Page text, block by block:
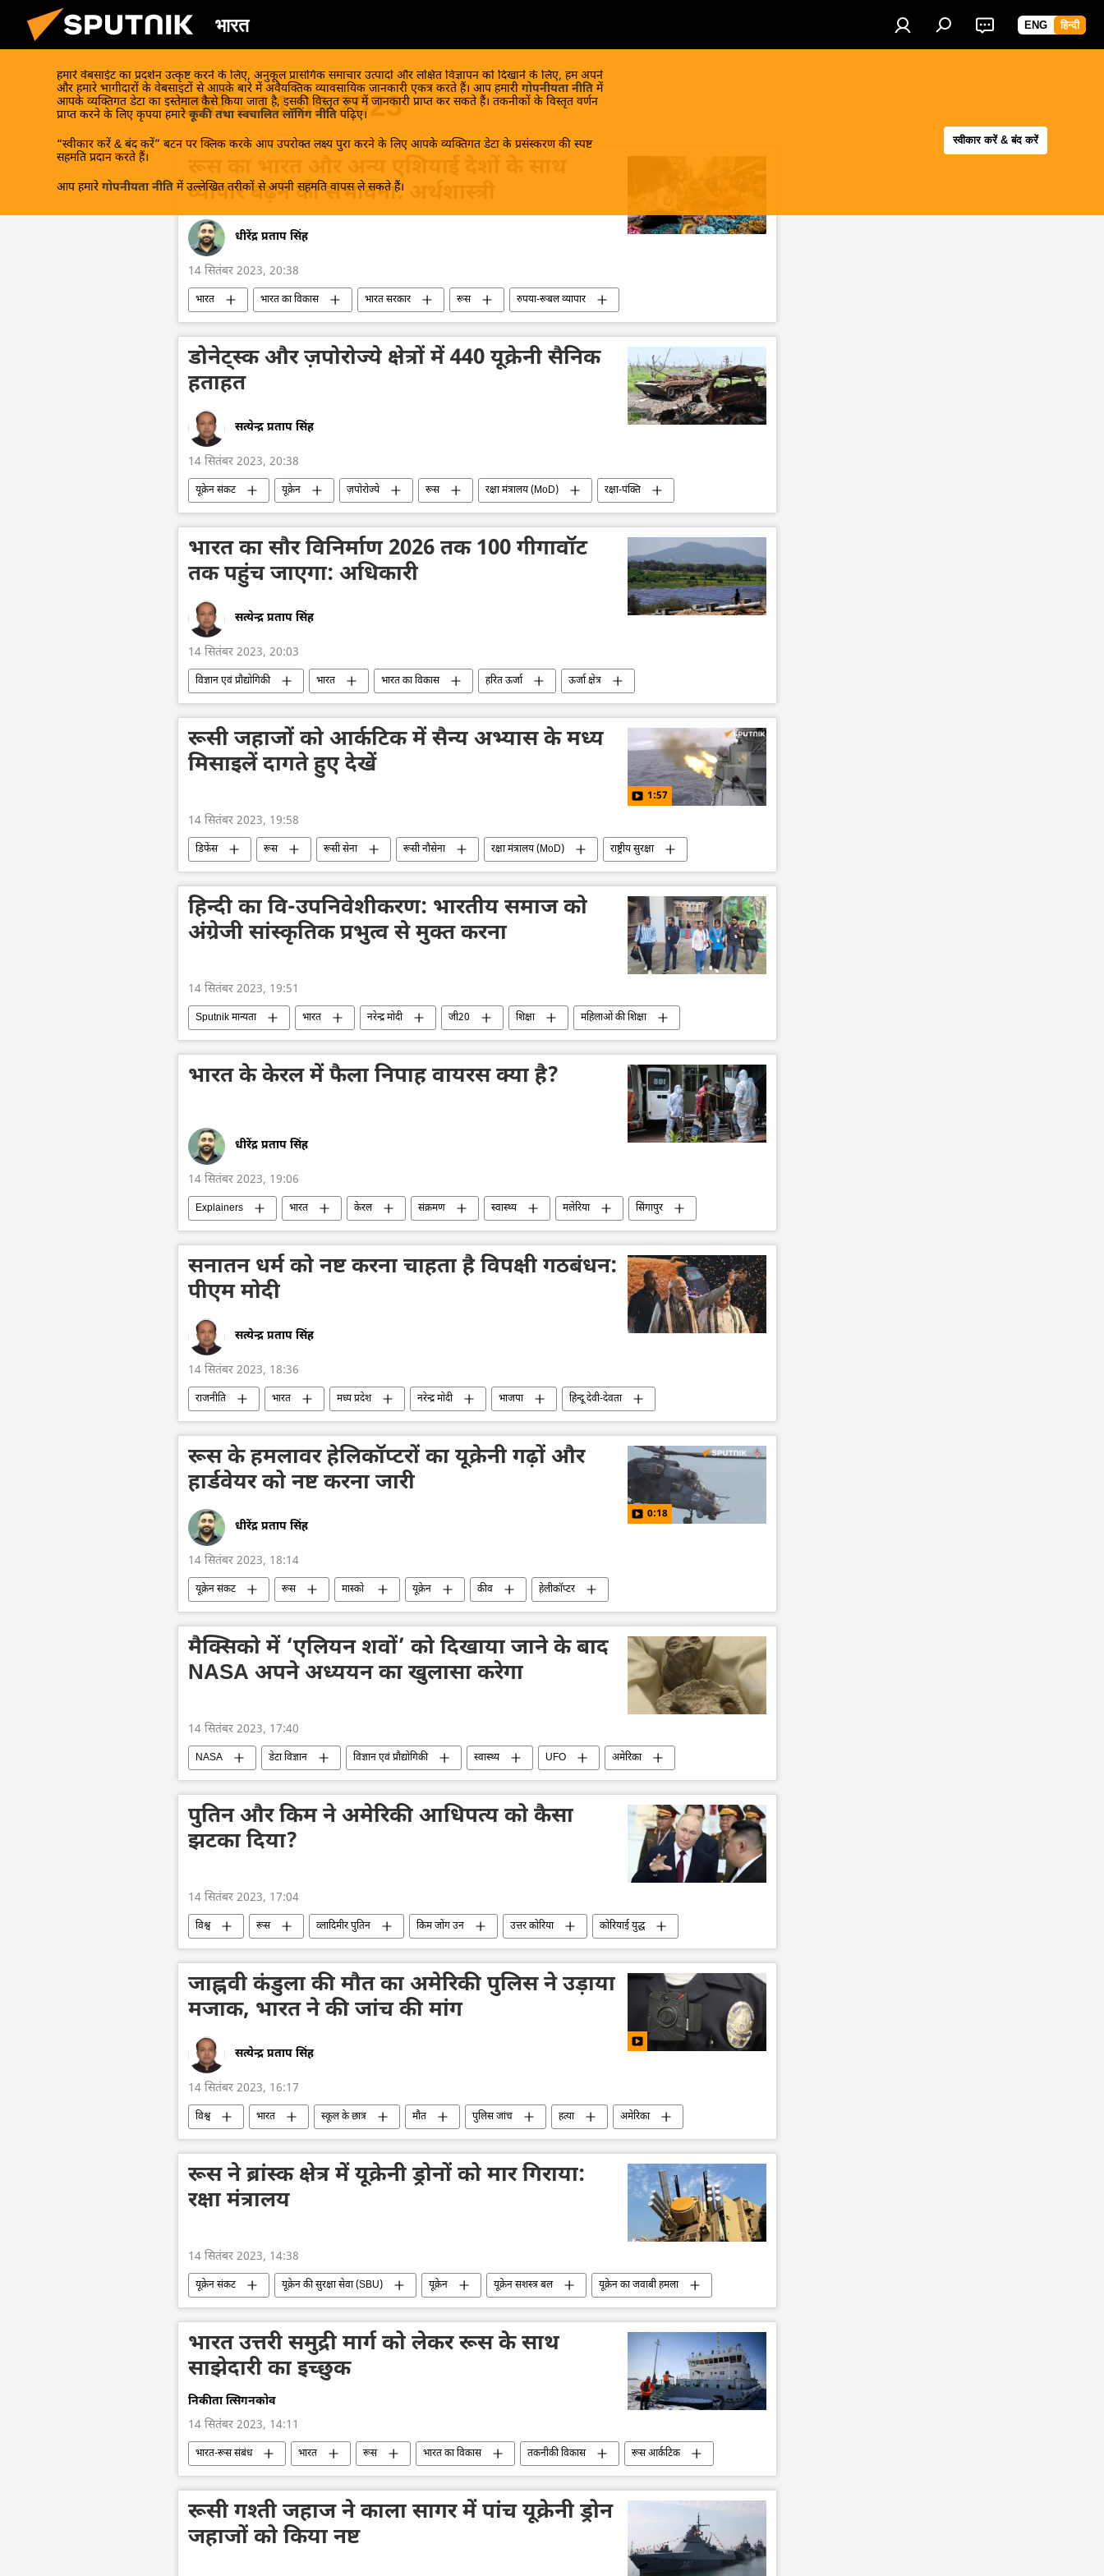
भारत ENG हिन्दी
हमारे वेबसाईट का प्रदर्शन उत्कृष्ट करने के लिए, अनुकूल प्रासंगिक समाचार उत्पादों और लक्षित विज्ञापन को दिखाने के लिए, हम अपने
और हमारे भागीदारों के वेबसाइटों से आपके बारे में अवैयक्तिक व्यावसायिक जानकारी एकत्र करते हैं। आप हमारी गोपनीयता नीति में
आपके व्यक्तिगत डेटा का इस्तेमाल कैसे किया जाता है, इसकी विस्तृत रूप में जानकारी प्राप्त कर सकते हैं। तकनीकों के विस्तृत वर्णन
प्राप्त करने के लिए कृपया हमारे कूकी तथा स्वचालित लॉगिंग नीति पढ़िए।
“स्वीकार करें & बंद करें” बटन पर क्लिक करके आप उपरोक्त लक्ष्य पुरा करने के लिए आपके व्यक्तिगत डेटा के प्रसंस्करण की स्पष्ट
सहमति प्रदान करते हैं।
आप हमारे गोपनीयता नीति में उल्लेखित तरीकों से अपनी सहमति वापस ले सकते हैं।
स्वीकार करें & बंद करें
खबरें - 14.09.2023
व्यापार बढ़ने की संभावना: अर्थशास्त्री
धीरेंद्र प्रताप सिंह
14 सितंबर 2023, 20:38
भारत भारत का विकास भारत सरकार रूस
रुपया-रूबल व्यापार
द्विपक्षीय व्यापार
राष्ट्रीय मुद्राओं में व्यापार विशेषज्ञ दिल्ली मास्को
अर्थव्यवस्था
डिजिटल रूबल
डिजिटल मुद्रा Sputnik मान्यता
डोनेट्स्क और ज़पोरोज्ये क्षेत्रों में 440 यूक्रेनी सैनिक
हताहत
सत्येन्द्र प्रताप सिंह
14 सितंबर 2023, 20:38
यूक्रेन संकट यूक्रेन ज़पोरोज्ये रूस रक्षा मंत्रालय (MoD)
रक्षा-पंक्ति
वायु रक्षा
रूसी सेना लड़ाकू वाहन विशेष सैन्य अभियान यूक्रेन का जवाबी हमला
भारत का सौर विनिर्माण 2026 तक 100 गीगावॉट
तक पहुंच जाएगा: अधिकारी
सत्येन्द्र प्रताप सिंह
14 सितंबर 2023, 20:03
विज्ञान एवं प्रौद्योगिकी भारत भारत का विकास हरित ऊर्जा
ऊर्जा क्षेत्र
परमाणु ऊर्जा
ईंधन संकट हरित हाइड्रोजन मिशन तकनीकी विकास
रूसी जहाजों को आर्कटिक में सैन्य अभ्यास के मध्य
मिसाइलें दागते हुए देखें
1:57
14 सितंबर 2023, 19:58
डिफेंस रूस रूसी सेना रूसी नौसेना रक्षा मंत्रालय (MoD)
राष्ट्रीय सुरक्षा
आर्कटिक
रूस आर्कटिक
हिन्दी का वि-उपनिवेशीकरण: भारतीय समाज को
अंग्रेजी सांस्कृतिक प्रभुत्व से मुक्त करना
14 सितंबर 2023, 19:51
Sputnik मान्यता भारत नरेन्द्र मोदी जी20 शिक्षा
महिलाओं की शिक्षा
दिल्ली
भारतीय संस्कृति दक्षिण एशिया भाजपा
भारत के केरल में फैला निपाह वायरस क्या है?
धीरेंद्र प्रताप सिंह
14 सितंबर 2023, 19:06
Explainers भारत केरल संक्रमण स्वास्थ्य मलेरिया
सिंगापुर
अस्पताल
दक्षिण एशिया
सनातन धर्म को नष्ट करना चाहता है विपक्षी गठबंधन:
पीएम मोदी
सत्येन्द्र प्रताप सिंह
14 सितंबर 2023, 18:36
राजनीति भारत मध्य प्रदेश नरेन्द्र मोदी भाजपा
हिन्दू देवी-देवता
हिन्दू
भारतीय राष्ट्रीय कांग्रेस कांग्रेस
रूस के हमलावर हेलिकॉप्टरों का यूक्रेनी गढ़ों और
हार्डवेयर को नष्ट करना जारी
0:18
धीरेंद्र प्रताप सिंह
14 सितंबर 2023, 18:14
यूक्रेन संकट रूस मास्को यूक्रेन कीव
हेलीकॉप्टर
विशेष सैन्य अभियान
नाटो अमेरिका यूक्रेन की सुरक्षा सेवा (SBU)
यूक्रेन सशस्त्र बल
यूक्रेन का जवाबी हमला
मैक्सिको में ‘एलियन शवों’ को दिखाया जाने के बाद
NASA अपने अध्ययन का खुलासा करेगा
14 सितंबर 2023, 17:40
NASA डेटा विज्ञान विज्ञान एवं प्रौद्योगिकी स्वास्थ्य UFO
अमेरिका
अंतरिक्ष
अंतरिक्ष उद्योग अंतरिक्ष अनुसंधान ऑफबीट
पुतिन और किम ने अमेरिकी आधिपत्य को कैसा
झटका दिया?
14 सितंबर 2023, 17:04
विश्व रूस व्लादिमीर पुतिन किम जोंग उन उत्तर कोरिया
कोरियाई युद्ध
क्रेमलिन के प्रवक्ता दिमित्री पेसकोव
क्रेमलिन द्विपक्षीय रिश्ते बहुध्रुवीय दुनिया
यूक्रेन
विशेष सैन्य अभियान
प्रतिबंध
जाह्नवी कंडुला की मौत का अमेरिकी पुलिस ने उड़ाया
मजाक, भारत ने की जांच की मांग
सत्येन्द्र प्रताप सिंह
14 सितंबर 2023, 16:17
विश्व भारत स्कूल के छात्र मौत पुलिस जांच हत्या
अमेरिका
अपराध
घृणा अपराध अपराध मालिक भारत का दूतावास
राजदूतावास
दक्षिण एशिया
वायरल
रूस ने ब्रांस्क क्षेत्र में यूक्रेनी ड्रोनों को मार गिराया:
रक्षा मंत्रालय
14 सितंबर 2023, 14:38
यूक्रेन संकट यूक्रेन की सुरक्षा सेवा (SBU) यूक्रेन यूक्रेन सशस्त्र बल
यूक्रेन का जवाबी हमला
रूस
रूसी सैन्य तकनीक विशेष सैन्य अभियान वायु रक्षा
रक्षा मंत्रालय (MoD)
ड्रोन
कामिकेज़ ड्रोन ड्रोन हमला ब्रांस्क क्षेत्र आतंकवादी
भारत उत्तरी समुद्री मार्ग को लेकर रूस के साथ
साझेदारी का इच्छुक
निकीता त्सिगनकोव
14 सितंबर 2023, 14:11
भारत-रूस संबंध भारत रूस भारत का विकास तकनीकी विकास
रूस आर्कटिक
पूर्वी आर्थिक मंच
द्विपक्षीय रिश्ते दक्षिण एशिया
रूसी गश्ती जहाज ने काला सागर में पांच यूक्रेनी ड्रोन
जहाजों को किया नष्ट